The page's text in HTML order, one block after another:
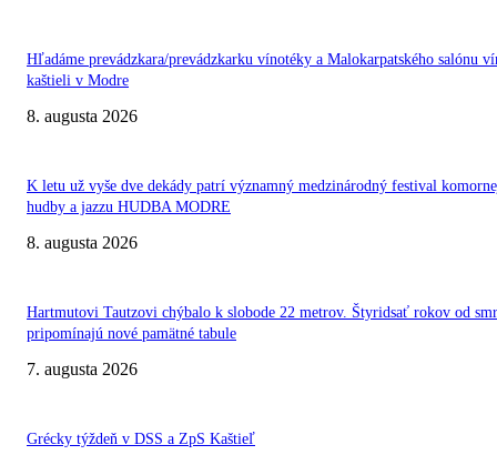
Hľadáme prevádzkara/prevádzkarku vínotéky a Malokarpatského salónu
kaštieli v Modre
8. augusta 2026
K letu už vyše dve dekády patrí významný medzinárodný festival
hudby a jazzu HUDBA MODRE
8. augusta 2026
Hartmutovi Tautzovi chýbalo k slobode 22 metrov. Štyridsať rokov od
pripomínajú nové pamätné tabule
7. augusta 2026
Grécky týždeň v DSS a ZpS Kaštieľ